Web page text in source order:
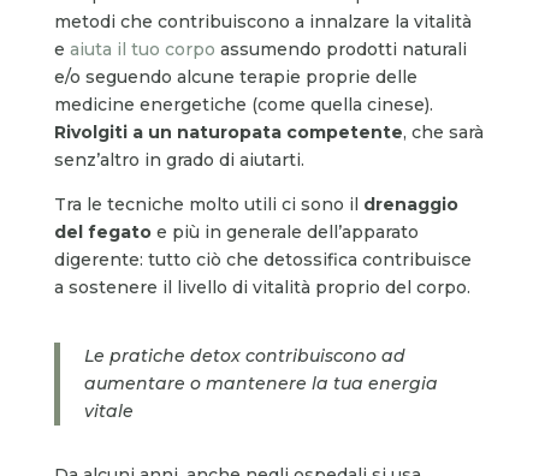
metodi che contribuiscono a innalzare la vitalità
e aiuta il tuo corpo assumendo prodotti naturali
e/o seguendo alcune terapie proprie delle
medicine energetiche (come quella cinese).
Rivolgiti a un naturopata competente, che sarà
senz’altro in grado di aiutarti.
Tra le tecniche molto utili ci sono il drenaggio
del fegato e più in generale dell’apparato
digerente: tutto ciò che detossifica contribuisce
a sostenere il livello di vitalità proprio del corpo.
Le pratiche detox contribuiscono ad
aumentare o mantenere la tua energia
vitale